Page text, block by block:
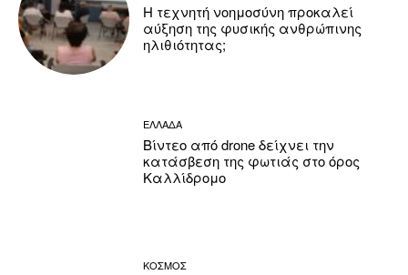
Η τεχνητή νοημοσύνη προκαλεί
αύξηση της φυσικής ανθρώπινης
ηλιθιότητας;
ΕΛΛΑΔΑ
Βίντεο από drone δείχνει την
κατάσβεση της φωτιάς στο όρος
Καλλίδρομο
ΚΟΣΜΟΣ